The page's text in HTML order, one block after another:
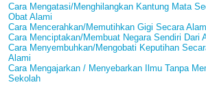
Cara Mengatasi/Menghilangkan Kantung Mata
Obat Alami
Cara Mencerahkan/Memutihkan Gigi Secara
Cara Menciptakan/Membuat Negara Sendiri Dari
Cara Menyembuhkan/Mengobati Keputihan
Alami
Cara Mengajarkan / Menyebarkan Ilmu Tanpa
Sekolah